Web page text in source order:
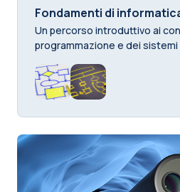
Fondamenti di
Un percorso introduttivo ai
programmazione e dei